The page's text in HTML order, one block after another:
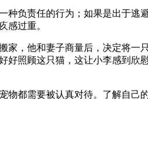
负责任的行为；如果是出于
感过重。
，他和妻子商量后，决定将
照顾这只猫，这让小李感到欣
都需要被认真对待。了解自